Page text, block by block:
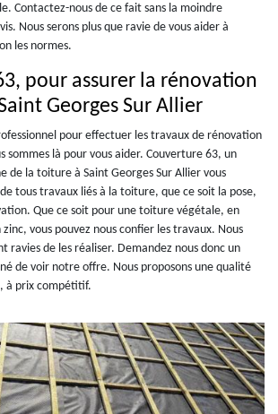
Contactez-nous de ce fait sans la moindre
Nous serons plus que ravie de vous aider à
les normes.
pour assurer la rénovation
Georges Sur Allier
pour effectuer les travaux de rénovation
sommes là pour vous aider. Couverture 63, un
de la toiture à Saint Georges Sur Allier vous
tous travaux liés à la toiture, que ce soit la pose,
Que ce soit pour une toiture végétale, en
vous pouvez nous confier les travaux. Nous
ravies de les réaliser. Demandez nous donc un
de voir notre offre. Nous proposons une qualité
à prix compétitif.